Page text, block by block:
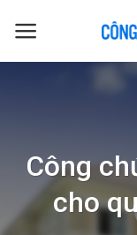
Công
cho